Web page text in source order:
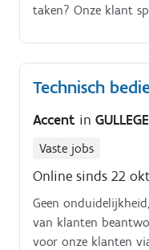
taken? Onze klant
Technisch
Accent in
Vaste jobs
Online sinds 22
Geen
van klanten
voor onze klanten